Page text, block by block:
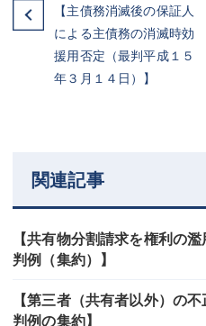
【主債務消滅後の保証人
による主債務の消滅時効
援用否定（最判平成１５
年３月１４日）】
関連記事
【共有物分割請求を権利の
判例（集約）】
【第三者（共有者以外）の
判例の集約】